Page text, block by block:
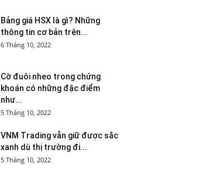
Bảng giá HSX là gì? Những
thông tin cơ bản trên...
6 Tháng 10, 2022
Cờ đuôi nheo trong chứng
khoán có những đặc điểm
như...
5 Tháng 10, 2022
VNM Trading vẫn giữ được sắc
xanh dù thị trường đi...
5 Tháng 10, 2022